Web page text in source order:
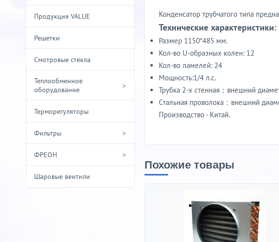
Продукция VALUE
Решетки
Смотровые стекла
Теплообменное
оборудование
>
Терморегуляторы
Фильтры >
ФРЕОН >
Шаровые вентили
Конденсатор трубчатого типа
Технические характеристики:
Размер 1150*485 мм.
Кол-во U-образных колен: 12
Кол-во ламелей: 24
Мощность:1/4 л.с.
Трубка 2-х стенная：внешний
Стальная проволока：внешний
Производство - Китай.
Похожие товары